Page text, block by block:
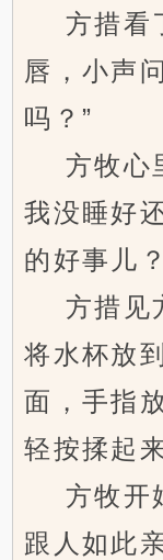
方措看
唇，小声
吗？”
方牧心
我没睡好
的好事儿？
方措见
将水杯放
面，手指
轻按揉起来
方牧开
跟人如此